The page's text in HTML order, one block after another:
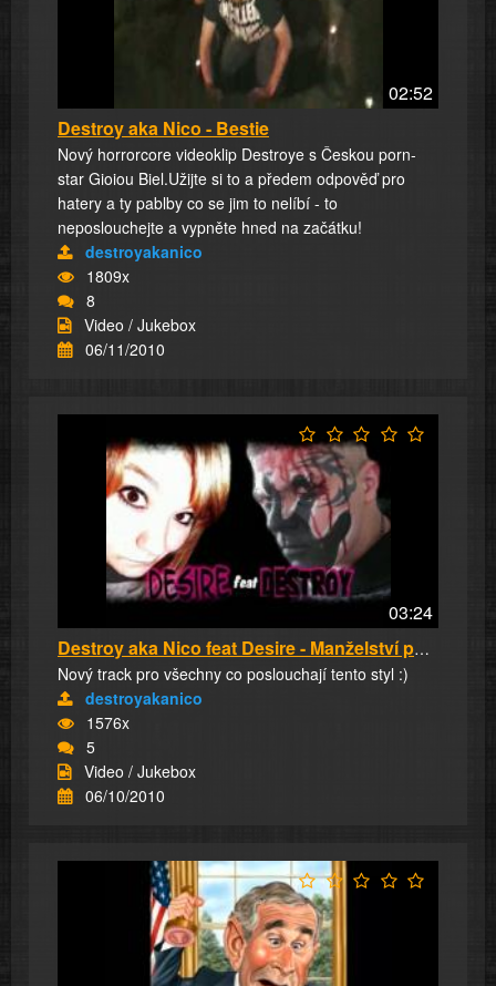
02:52
Destroy aka Nico - Bestie
Nový horrorcore videoklip Destroye s Českou porn-
star Gioiou Biel.Užijte si to a předem odpověď pro
hatery a ty pablby co se jim to nelíbí - to
neposlouchejte a vypněte hned na začátku!
destroyakanico
1809x
8
Video / Jukebox
06/11/2010
03:24
Destroy aka Nico feat Desire - Manželství po ...
Nový track pro všechny co poslouchají tento styl :)
destroyakanico
1576x
5
Video / Jukebox
06/10/2010